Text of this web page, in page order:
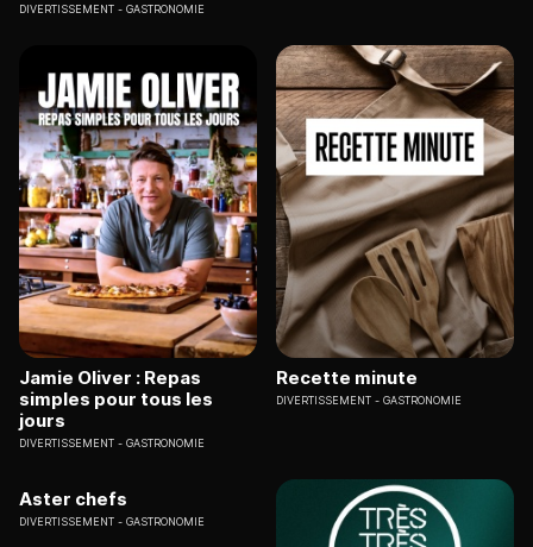
DIVERTISSEMENT GASTRONOMIE
Jamie Oliver : Repas
simples pour tous les
jours
DIVERTISSEMENT GASTRONOMIE
Recette minute
DIVERTISSEMENT GASTRONOMIE
Aster chefs
DIVERTISSEMENT GASTRONOMIE